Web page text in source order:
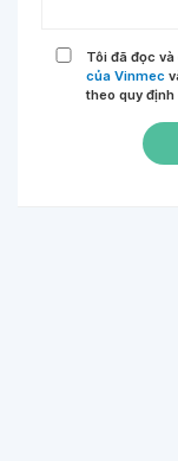
Tôi đã đọc và
của Vinmec
theo quy định